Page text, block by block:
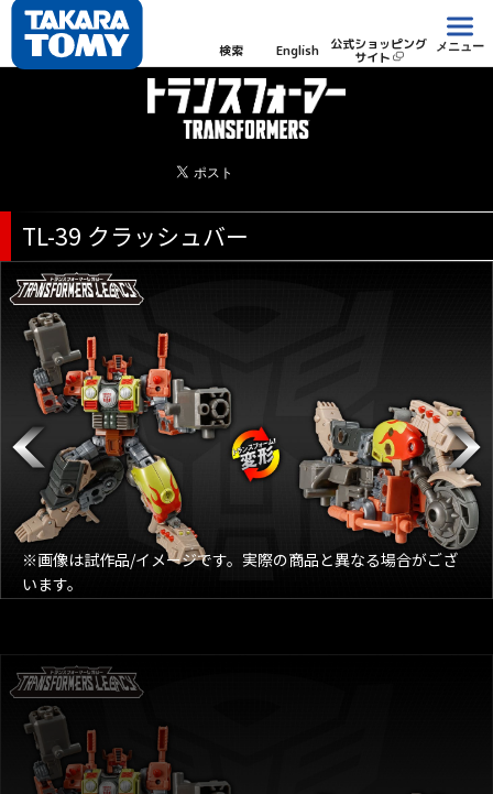
検索 English 公式ショッピング
サイト
メニュー
TL-39 クラッシュバー
※画像は試作品/イメージです。実際の商品と異なる場合がござ
います。